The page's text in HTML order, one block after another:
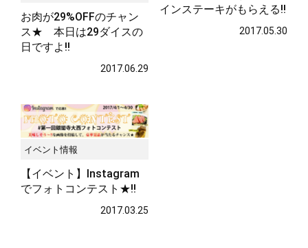
お肉が29%OFFのチャン
ス★ 本日は29ダイスの
日ですよ!!
2017.06.29
インステーキがもらえる!!
2017.05.30
イベント情報
【イベント】Instagram
でフォトコンテスト★!!
2017.03.25